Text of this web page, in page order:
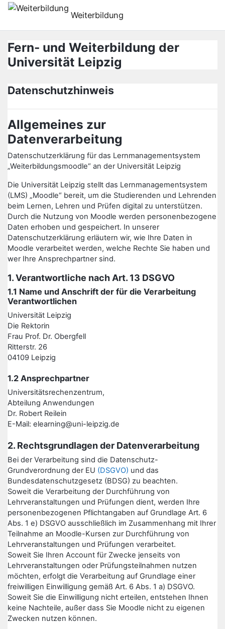
Preskočiť na hlavný obsah
Weiterbildung
Fern- und Weiterbildung der
Universität Leipzig
Datenschutzhinweis
Allgemeines zur
Datenverarbeitung
Datenschutzerklärung für das Lernmanagementsystem
„Weiterbildungsmoodle“ an der Universität Leipzig
Die Universität Leipzig stellt das Lernmanagementsystem
(LMS) „Moodle“ bereit, um die Studierenden und Lehrenden
beim Lernen, Lehren und Prüfen digital zu unterstützen.
Durch die Nutzung von Moodle werden personenbezogene
Daten erhoben und gespeichert. In unserer
Datenschutzerklärung erläutern wir, wie Ihre Daten in
Moodle verarbeitet werden, welche Rechte Sie haben und
wer Ihre Ansprechpartner sind.
1. Verantwortliche nach Art. 13 DSGVO
1.1 Name und Anschrift der für die Verarbeitung
Verantwortlichen
Universität Leipzig
Die Rektorin
Frau Prof. Dr. Obergfell
Ritterstr. 26
04109 Leipzig
1.2 Ansprechpartner
Universitätsrechenzentrum,
Abteilung Anwendungen
Dr. Robert Reilein
E-Mail: elearning@uni-leipzig.de
2. Rechtsgrundlagen der Datenverarbeitung
Bei der Verarbeitung sind die Datenschutz-
Grundverordnung der EU (DSGVO) und das
Bundesdatenschutzgesetz (BDSG) zu beachten.
Soweit die Verarbeitung der Durchführung von
Lehrveranstaltungen und Prüfungen dient, werden Ihre
personenbezogenen Pflichtangaben auf Grundlage Art. 6
Abs. 1 e) DSGVO ausschließlich im Zusammenhang mit Ihrer
Teilnahme an Moodle-Kursen zur Durchführung von
Lehrveranstaltungen und Prüfungen verarbeitet.
Soweit Sie Ihren Account für Zwecke jenseits von
Lehrveranstaltungen oder Prüfungsteilnahmen nutzen
möchten, erfolgt die Verarbeitung auf Grundlage einer
freiwilligen Einwilligung gemäß Art. 6 Abs. 1 a) DSGVO.
Soweit Sie die Einwilligung nicht erteilen, entstehen Ihnen
keine Nachteile, außer dass Sie Moodle nicht zu eigenen
Zwecken nutzen können.